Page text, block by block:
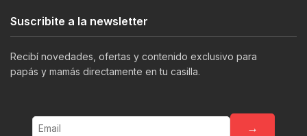
Suscribite a la newsletter
Recibí novedades, ofertas y contenido exclusivo para
papás y mamás directamente en tu casilla.
→